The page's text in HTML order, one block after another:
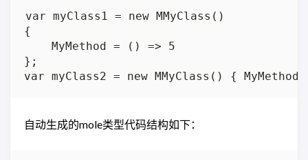
var myClass1 = new MMyClass()
{
    MyMethod = () => 5
};
自动生成的mole类型代码结构如下：